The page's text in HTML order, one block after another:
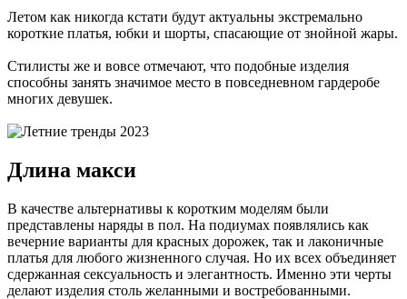
Летом как никогда кстати будут актуальны экстремально
короткие платья, юбки и шорты, спасающие от знойной жары.
Стилисты же и вовсе отмечают, что подобные изделия
способны занять значимое место в повседневном гардеробе
многих девушек.
Длина макси
В качестве альтернативы к коротким моделям были
представлены наряды в пол. На подиумах появлялись как
вечерние варианты для красных дорожек, так и лаконичные
платья для любого жизненного случая. Но их всех объединяет
сдержанная сексуальность и элегантность. Именно эти черты
делают изделия столь желанными и востребованными.